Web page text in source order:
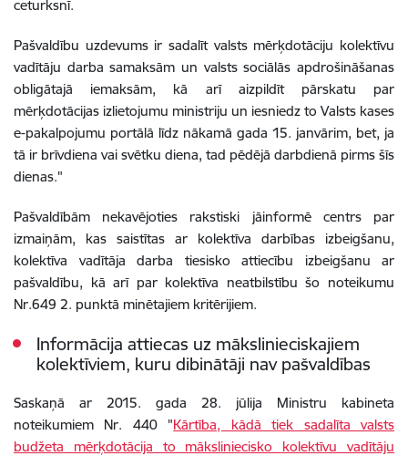
ceturksnī.
Pašvaldību uzdevums ir sadalīt valsts mērķdotāciju kolektīvu
vadītāju darba samaksām un valsts sociālās apdrošināšanas
obligātajā iemaksām, kā arī aizpildīt pārskatu par
mērķdotācijas izlietojumu ministriju un iesniedz to Valsts kases
e-pakalpojumu portālā līdz nākamā gada 15. janvārim, bet, ja
tā ir brīvdiena vai svētku diena, tad pēdējā darbdienā pirms šīs
dienas."
Pašvaldībām nekavējoties rakstiski jāinformē centrs par
izmaiņām, kas saistītas ar kolektīva darbības izbeigšanu,
kolektīva vadītāja darba tiesisko attiecību izbeigšanu ar
pašvaldību, kā arī par kolektīva neatbilstību šo noteikumu
Nr.649 2. punktā minētajiem kritērijiem.
Informācija attiecas uz mākslinieciskajiem
kolektīviem, kuru dibinātāji nav pašvaldības
Saskaņā ar 2015. gada 28. jūlija Ministru kabineta
noteikumiem Nr. 440 "Kārtība, kādā tiek sadalīta valsts
budžeta mērķdotācija to māksliniecisko kolektīvu vadītāju